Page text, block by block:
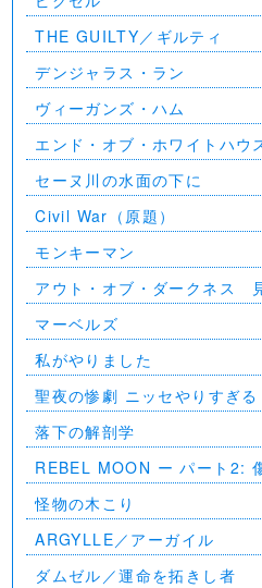
THE GUILTY／ギルティ
デンジャラス・ラン
ヴィーガンズ・ハム
エンド・オブ・ホワイトハウ
セーヌ川の水面の下に
Civil War（原題）
モンキーマン
アウト・オブ・ダークネス
マーベルズ
私がやりました
聖夜の惨劇 ニッセやりすぎる
落下の解剖学
REBEL MOON ー パート2:
怪物の木こり
ARGYLLE／アーガイル
ダムゼル／運命を拓きし者